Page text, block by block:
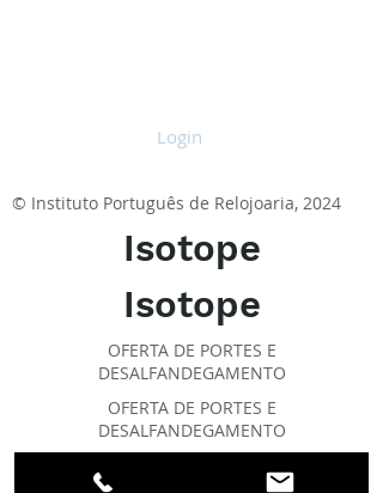
Login
© Instituto Português de Relojoaria, 2024
Isotope
Isotope
OFERTA DE PORTES E
DESALFANDEGAMENTO
OFERTA DE PORTES E
DESALFANDEGAMENTO